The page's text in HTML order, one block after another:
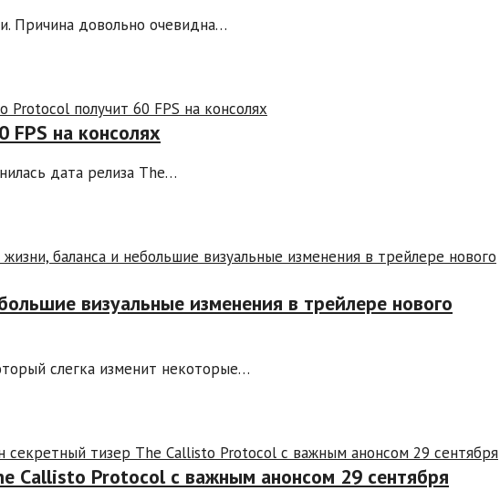
Причина довольно очевидна…
на консолях
дата релиза The…
визуальные изменения в трейлере нового
слегка изменит некоторые…
Callisto Protocol с важным анонсом 29 сентября